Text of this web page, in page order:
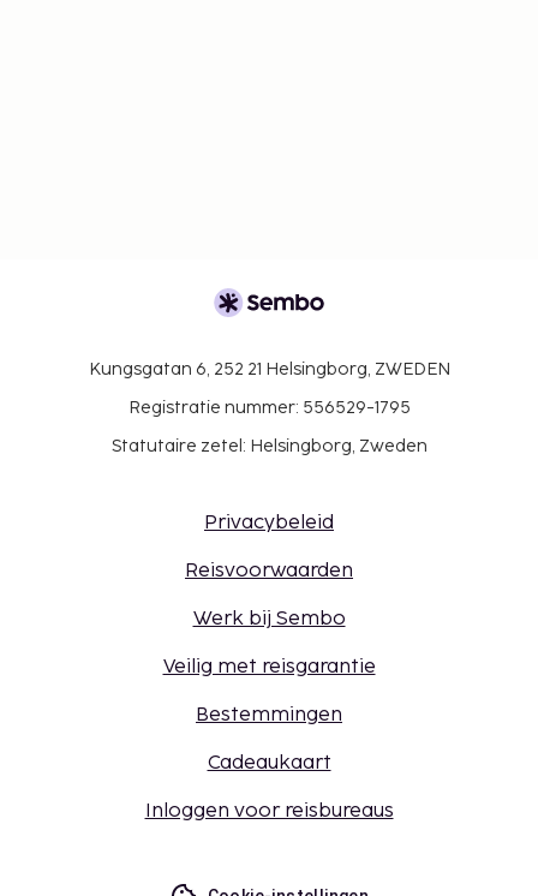
Kungsgatan 6, 252 21 Helsingborg, ZWEDEN
Registratie nummer: 556529-1795
Statutaire zetel: Helsingborg, Zweden
Privacybeleid
Reisvoorwaarden
Werk bij Sembo
Veilig met reisgarantie
Bestemmingen
Cadeaukaart
Inloggen voor reisbureaus